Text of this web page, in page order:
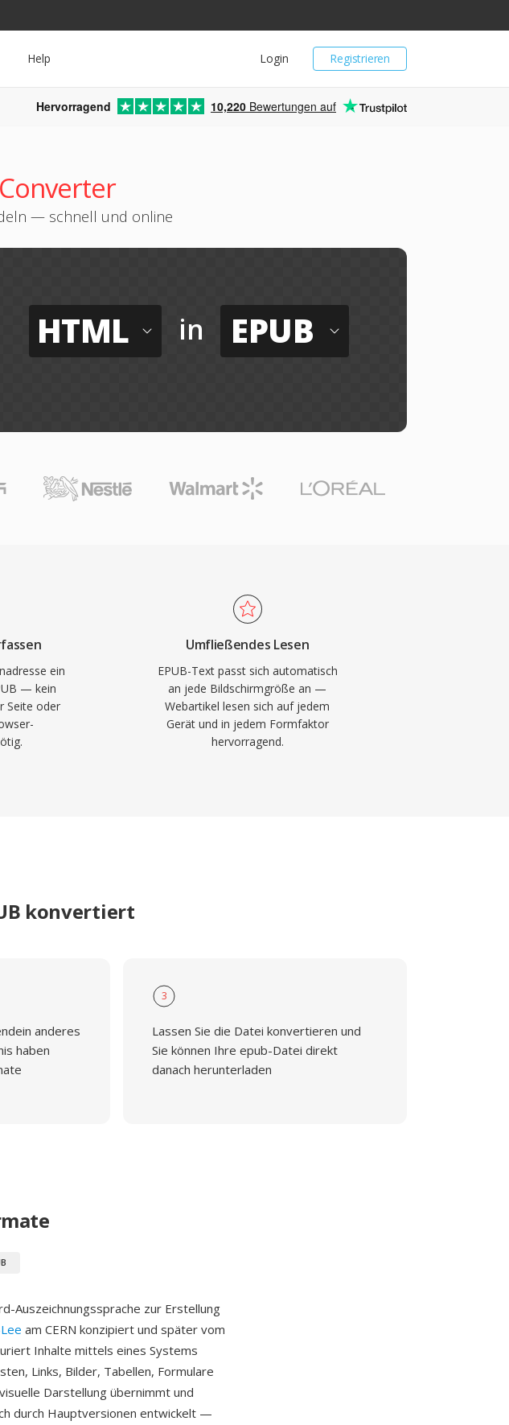
Registrieren
Login
Help
Hervorragend 10,220 Bewertungen auf
— schnell und online
HTML in EPUB
ein
— kein
Seite oder
Umfließendes Lesen
EPUB-Text passt sich automatisch
an jede Bildschirmgröße an —
Webartikel lesen sich auf jedem
Gerät und in jedem Formfaktor
hervorragend.
konvertiert
anderes
haben
3
Lassen Sie die Datei konvertieren und
Sie können Ihre epub-Datei direkt
danach herunterladen
Auszeichnungssprache zur Erstellung
am CERN konzipiert und später vom
Inhalte mittels eines Systems
Links, Bilder, Tabellen, Formulare
Darstellung übernimmt und
durch Hauptversionen entwickelt —